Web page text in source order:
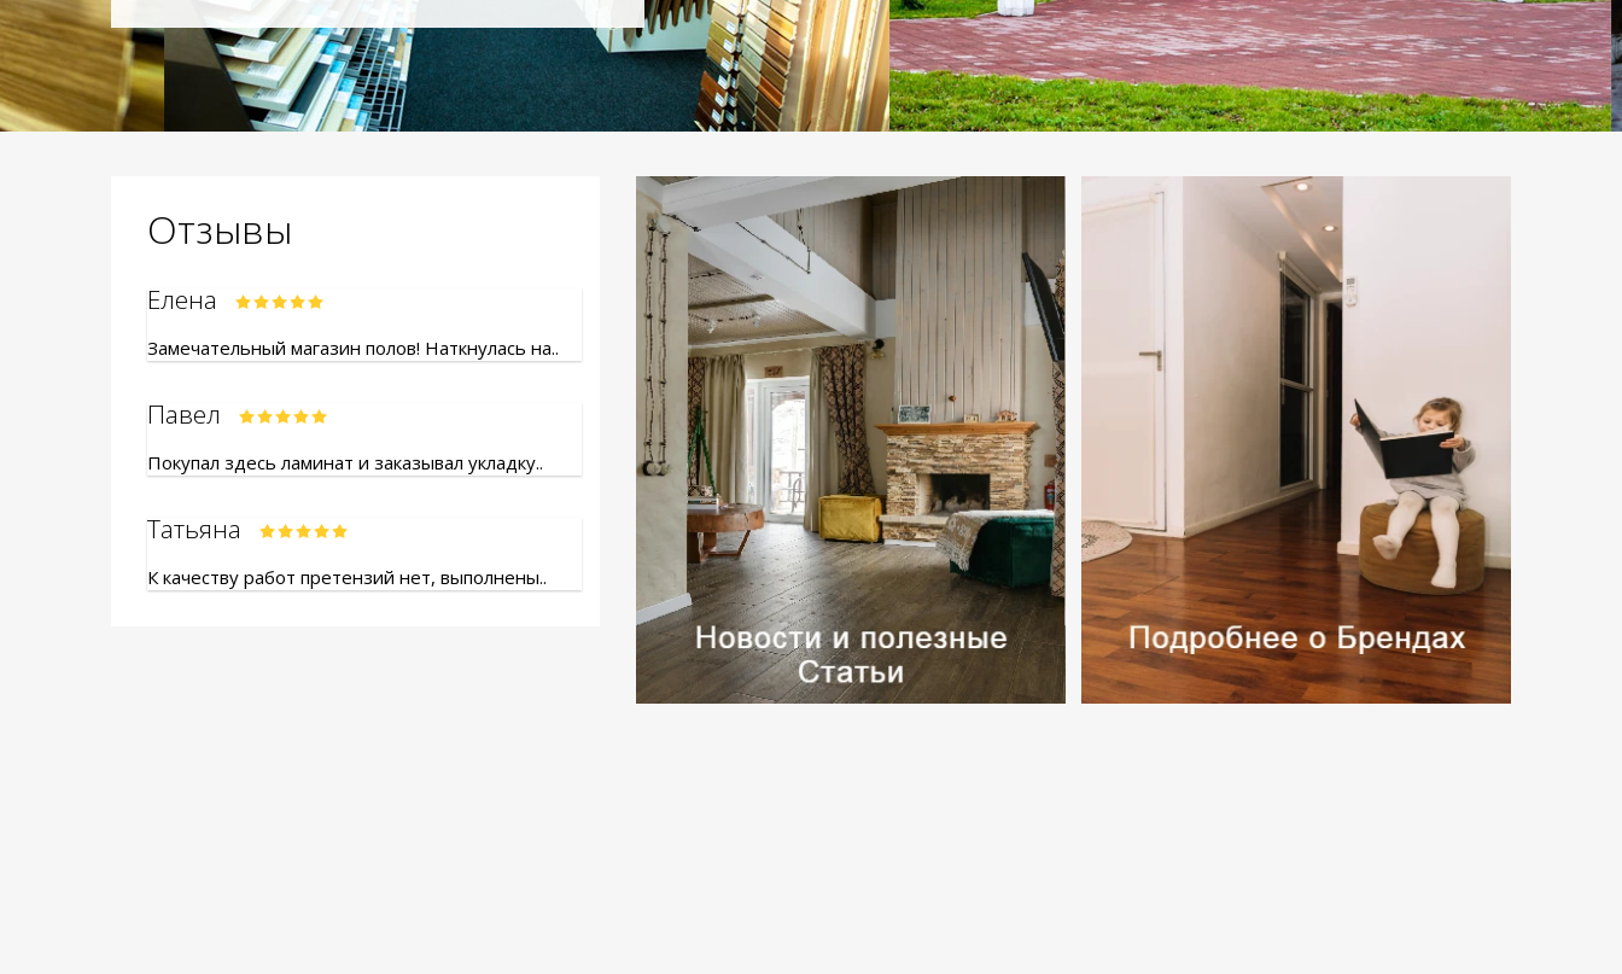
Отзывы
Елена
Замечательный магазин полов! Наткнулась на..
Павел
Покупал здесь ламинат и заказывал укладку..
Татьяна
К качеству работ претензий нет, выполнены..